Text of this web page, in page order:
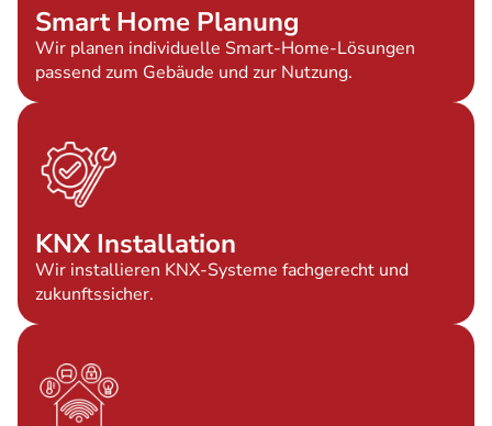
Smart Home Planung
Wir planen individuelle Smart-Home-Lösungen
passend zum Gebäude und zur Nutzung.
KNX Installation
Wir installieren KNX-Systeme fachgerecht und
zukunftssicher.